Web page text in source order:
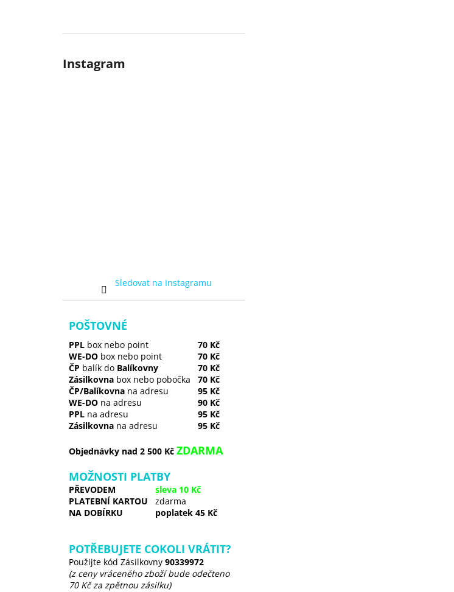
Instagram
Sledovat na Instagramu
POŠTOVNÉ
PPL box nebo point
70 Kč
WE-DO box nebo point
70 Kč
ČP balík do Balíkovny
70 Kč
Zásilkovna box nebo pobočka
70 Kč
ČP/Balíkovna na adresu
95 Kč
WE-DO na adresu
90 Kč
PPL na adresu
95 Kč
Zásilkovna na adresu 95 Kč
Objednávky nad 2 500 Kč ZDARMA
MOŽNOSTI PLATBY
PŘEVODEM
sleva 10 Kč
PLATEBNÍ KARTOU
zdarma
NA DOBÍRKU
poplatek 45 Kč
POTŘEBUJETE COKOLI VRÁTIT?
Použijte kód Zásilkovny 90339972
(z ceny vráceného zboží bude odečteno
70 Kč za zpětnou zásilku)